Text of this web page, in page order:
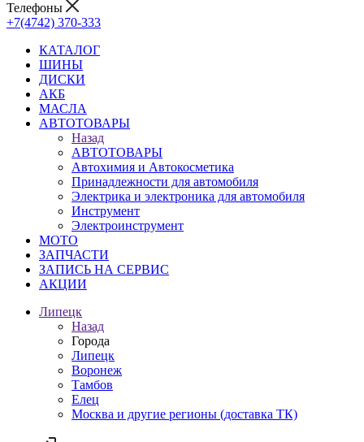
Телефоны
+7(4742) 370-333
КАТАЛОГ
ШИНЫ
ДИСКИ
АКБ
МАСЛА
АВТОТОВАРЫ
Назад
АВТОТОВАРЫ
Автохимия и Автокосметика
Принадлежности для автомобиля
Электрика и электроника для автомобиля
Инструмент
Электроинструмент
МОТО
ЗАПЧАСТИ
ЗАПИСЬ НА СЕРВИС
АКЦИИ
Липецк
Назад
Города
Липецк
Воронеж
Тамбов
Елец
Москва и другие регионы (доставка ТК)